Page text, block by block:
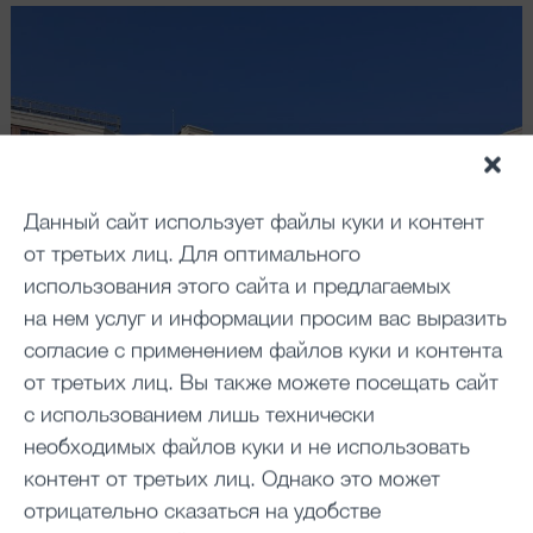
Данный сайт использует файлы куки и контент
от третьих лиц. Для оптимального
использования этого сайта и предлагаемых
на нем услуг и информации просим вас выразить
согласие с применением файлов куки и контента
от третьих лиц. Вы также можете посещать сайт
с использованием лишь технически
необходимых файлов куки и не использовать
контент от третьих лиц. Однако это может
отрицательно сказаться на удобстве